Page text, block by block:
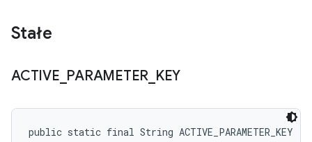
Stałe
ACTIVE PARAMETER KEY
public static final String ACTIVE_PARAMETER_KEY